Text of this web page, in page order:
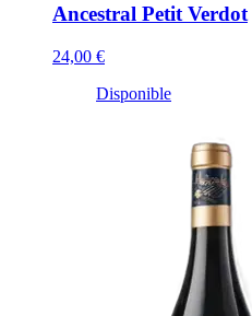
Ancestral Petit Verdot
24,00 €
Disponible